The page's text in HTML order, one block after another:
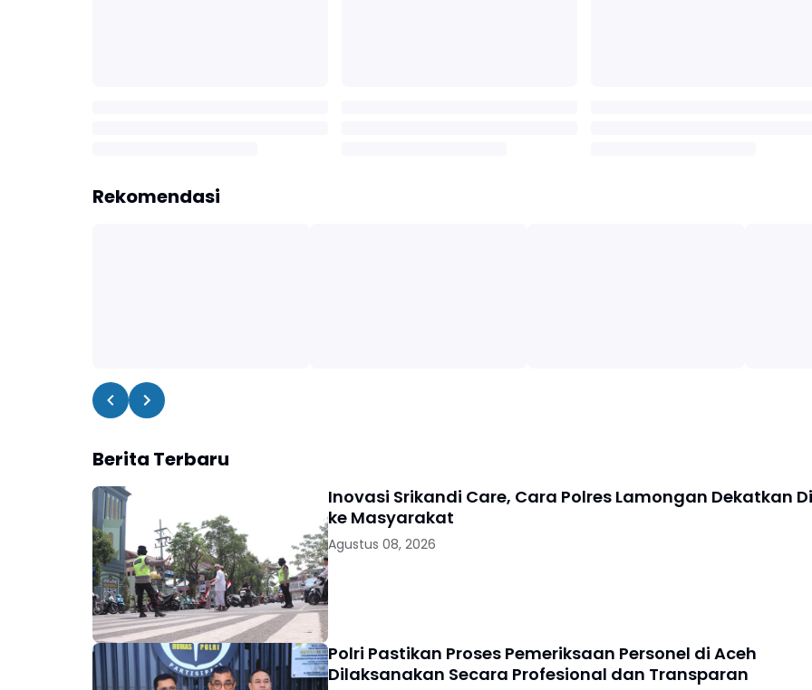
Rekomendasi
Berita Terbaru
Inovasi Srikandi Care, Cara Polres Lamongan Dekatkan
ke Masyarakat
Agustus 08, 2026
Polri Pastikan Proses Pemeriksaan Personel di Aceh
Dilaksanakan Secara Profesional dan Transparan